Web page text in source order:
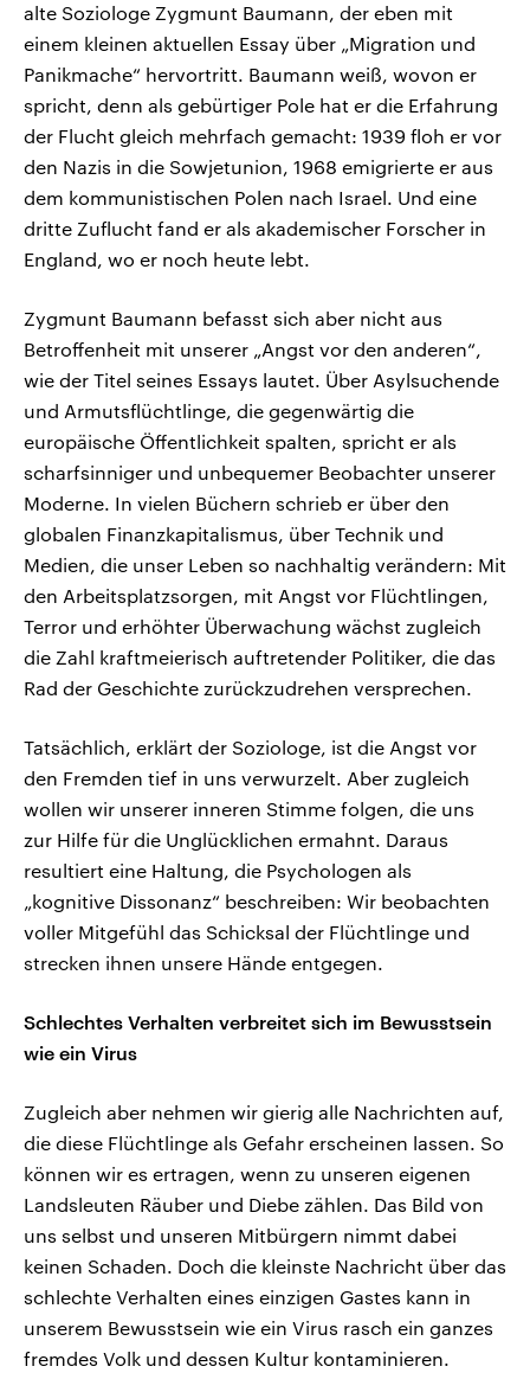
alte Soziologe Zygmunt Baumann, der eben mit
einem kleinen aktuellen Essay über „Migration und
Panikmache“ hervortritt. Baumann weiß, wovon er
spricht, denn als gebürtiger Pole hat er die Erfahrung
der Flucht gleich mehrfach gemacht: 1939 floh er vor
den Nazis in die Sowjetunion, 1968 emigrierte er aus
dem kommunistischen Polen nach Israel. Und eine
dritte Zuflucht fand er als akademischer Forscher in
England, wo er noch heute lebt.
Zygmunt Baumann befasst sich aber nicht aus
Betroffenheit mit unserer „Angst vor den anderen“,
wie der Titel seines Essays lautet. Über Asylsuchende
und Armutsflüchtlinge, die gegenwärtig die
europäische Öffentlichkeit spalten, spricht er als
scharfsinniger und unbequemer Beobachter unserer
Moderne. In vielen Büchern schrieb er über den
globalen Finanzkapitalismus, über Technik und
Medien, die unser Leben so nachhaltig verändern: Mit
den Arbeitsplatzsorgen, mit Angst vor Flüchtlingen,
Terror und erhöhter Überwachung wächst zugleich
die Zahl kraftmeierisch auftretender Politiker, die das
Rad der Geschichte zurückzudrehen versprechen.
Tatsächlich, erklärt der Soziologe, ist die Angst vor
den Fremden tief in uns verwurzelt. Aber zugleich
wollen wir unserer inneren Stimme folgen, die uns
zur Hilfe für die Unglücklichen ermahnt. Daraus
resultiert eine Haltung, die Psychologen als
„kognitive Dissonanz“ beschreiben: Wir beobachten
voller Mitgefühl das Schicksal der Flüchtlinge und
strecken ihnen unsere Hände entgegen.
Schlechtes Verhalten verbreitet sich im Bewusstsein
wie ein Virus
Zugleich aber nehmen wir gierig alle Nachrichten auf,
die diese Flüchtlinge als Gefahr erscheinen lassen. So
können wir es ertragen, wenn zu unseren eigenen
Landsleuten Räuber und Diebe zählen. Das Bild von
uns selbst und unseren Mitbürgern nimmt dabei
keinen Schaden. Doch die kleinste Nachricht über das
schlechte Verhalten eines einzigen Gastes kann in
unserem Bewusstsein wie ein Virus rasch ein ganzes
fremdes Volk und dessen Kultur kontaminieren.